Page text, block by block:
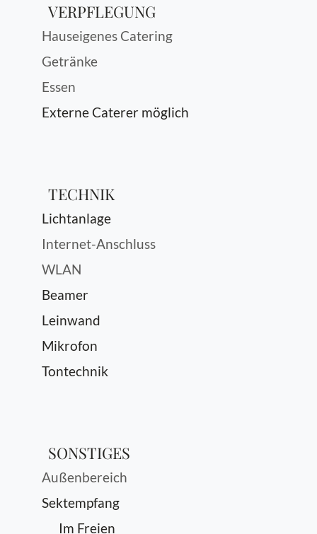
VERPFLEGUNG
Hauseigenes Catering
Getränke
Essen
Externe Caterer möglich
TECHNIK
Lichtanlage
Internet-Anschluss
WLAN
Beamer
Leinwand
Mikrofon
Tontechnik
SONSTIGES
Außenbereich
Sektempfang
Im Freien